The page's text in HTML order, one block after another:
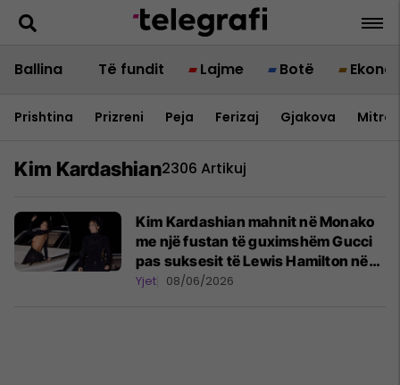
Ballina Të fundit Lajme Botë
Prishtina Prizreni Peja Ferizaj Gjakova
Kim Kardashian2306 Artikuj
Kim Kardashian mahnit në Monako
me një fustan të guximshëm Gucci
pas suksesit të Lewis Hamilton në
F1
Yjet 08/06/2026